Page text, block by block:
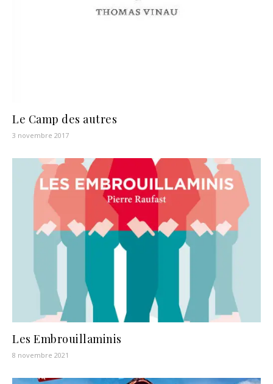
Le Camp des autres
3 novembre 2017
Les Embrouillaminis
8 novembre 2021